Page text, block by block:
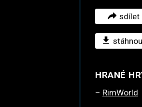
sdílet
HRANÉ
RimWorld